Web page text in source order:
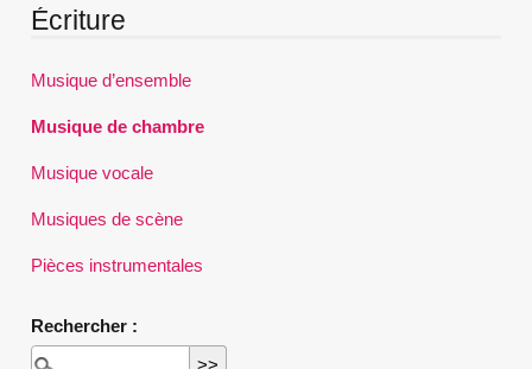
Écriture
Musique d’ensemble
Musique de chambre
Musique vocale
Musiques de scène
Pièces instrumentales
Rechercher :